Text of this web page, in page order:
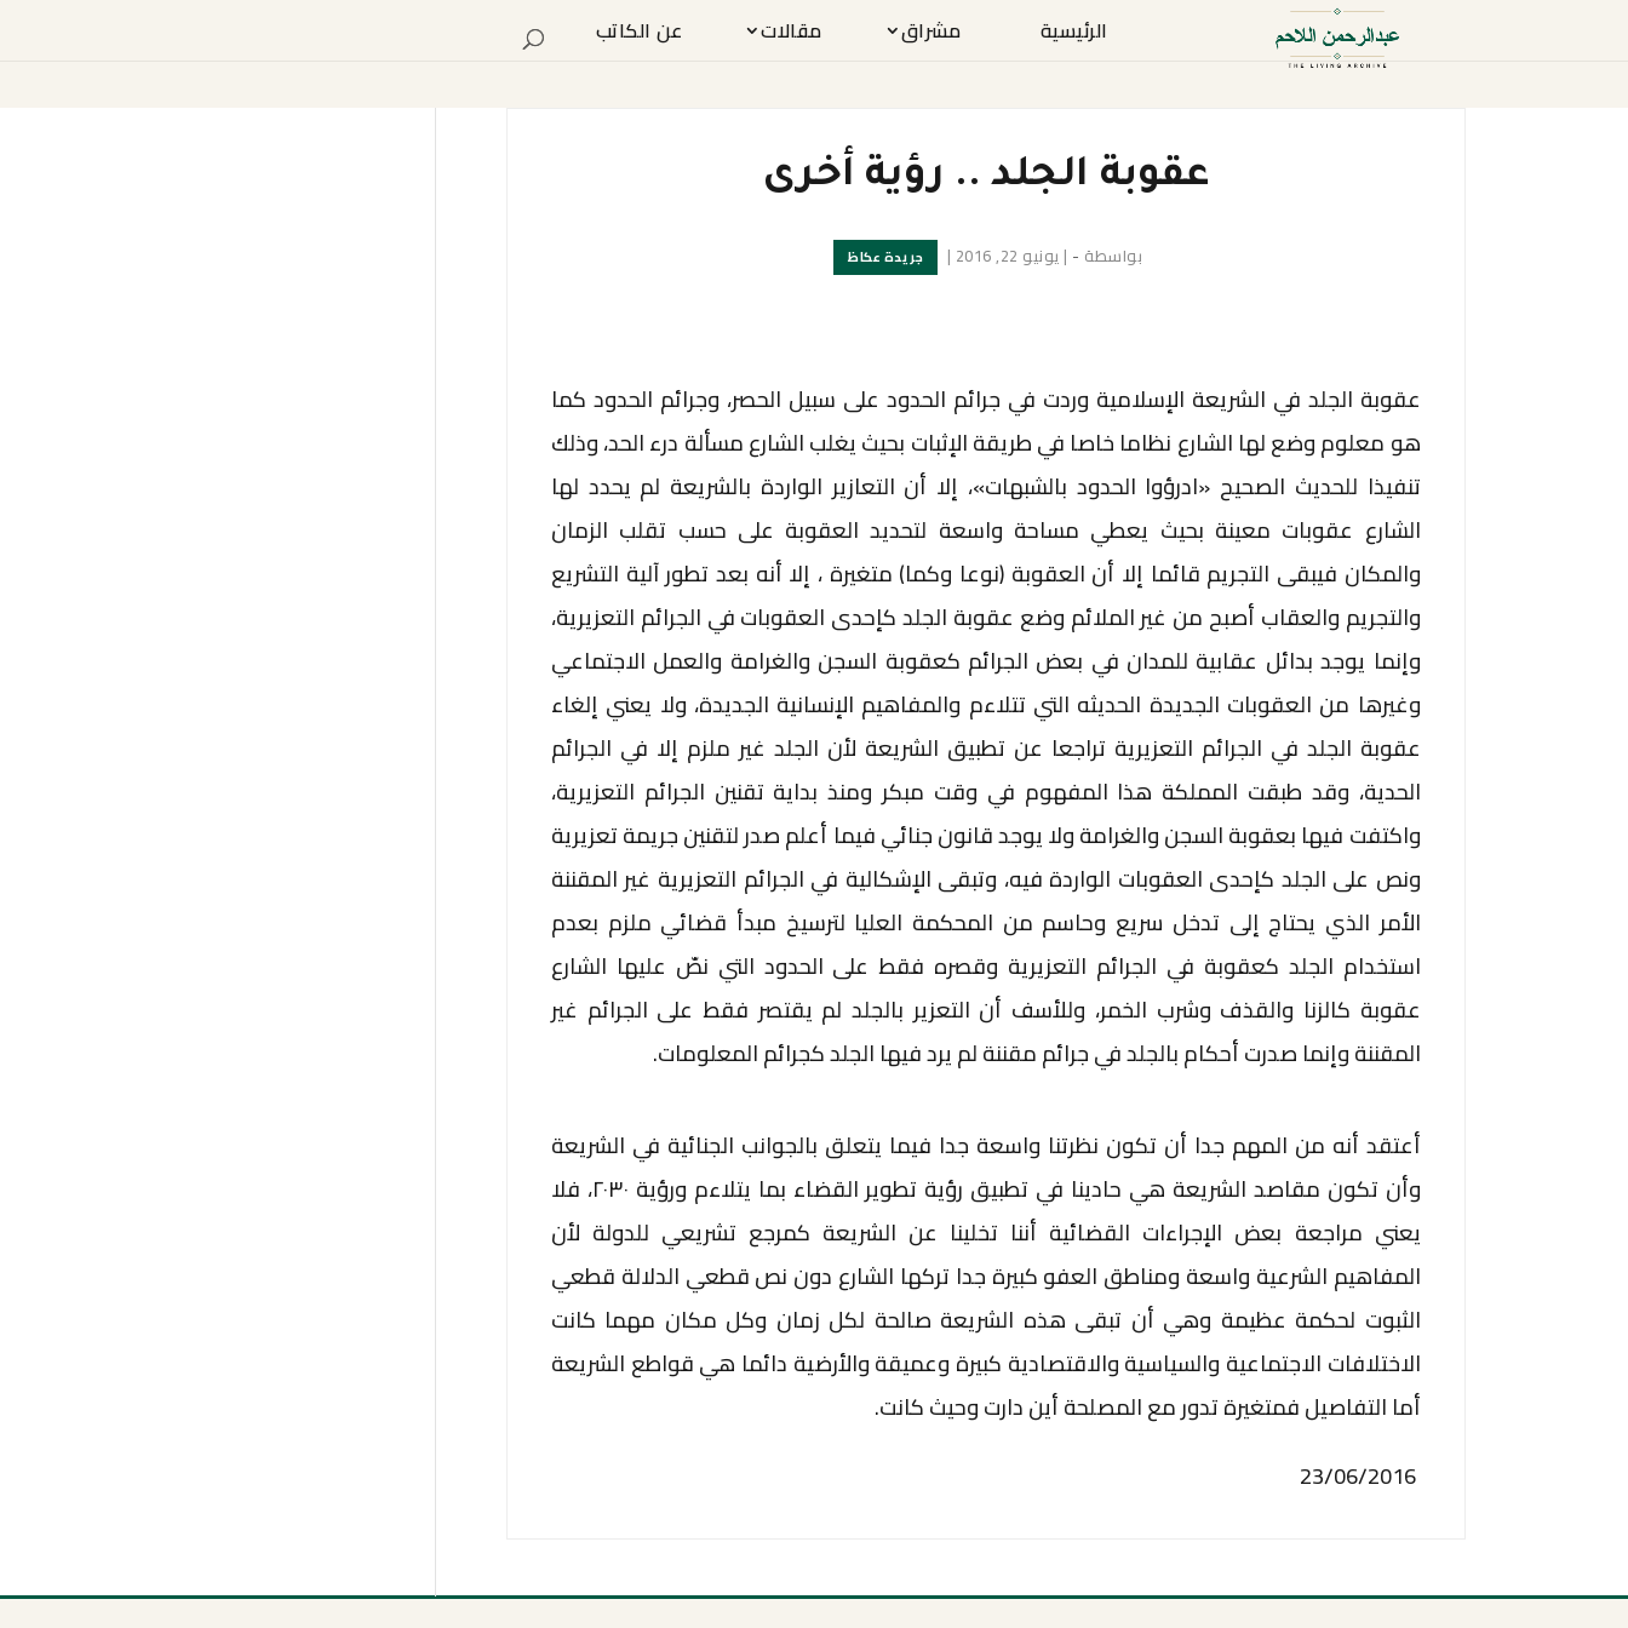
الرئيسية مشراق مقالات عن الكاتب
عقوبة الجلد .. رؤية أخرى
بواسطة -
| يونيو 22, 2016 | جريدة عكاظ
عقوبة الجلد في الشريعة الإسلامية وردت في جرائم الحدود على سبيل الحصر، وجرائم الحدود كما
هو معلوم وضع لها الشارع نظاما خاصا في طريقة الإثبات بحيث يغلب الشارع مسألة درء الحد، وذلك
تنفيذا للحديث الصحيح «ادرؤوا الحدود بالشبهات»، إلا أن التعازير الواردة بالشريعة لم يحدد لها
الشارع عقوبات معينة بحيث يعطي مساحة واسعة لتحديد العقوبة على حسب تقلب الزمان
والمكان فيبقى التجريم قائما إلا أن العقوبة (نوعا وكما) متغيرة ، إلا أنه بعد تطور آلية التشريع
والتجريم والعقاب أصبح من غير الملائم وضع عقوبة الجلد كإحدى العقوبات في الجرائم التعزيرية،
وإنما يوجد بدائل عقابية للمدان في بعض الجرائم كعقوبة السجن والغرامة والعمل الاجتماعي
وغيرها من العقوبات الجديدة الحديثه التي تتلاءم والمفاهيم الإنسانية الجديدة، ولا يعني إلغاء
عقوبة الجلد في الجرائم التعزيرية تراجعا عن تطبيق الشريعة لأن الجلد غير ملزم إلا في الجرائم
الحدية، وقد طبقت المملكة هذا المفهوم في وقت مبكر ومنذ بداية تقنين الجرائم التعزيرية،
واكتفت فيها بعقوبة السجن والغرامة ولا يوجد قانون جنائي فيما أعلم صدر لتقنين جريمة تعزيرية
ونص على الجلد كإحدى العقوبات الواردة فيه، وتبقى الإشكالية في الجرائم التعزيرية غير المقننة
الأمر الذي يحتاج إلى تدخل سريع وحاسم من المحكمة العليا لترسيخ مبدأ قضائي ملزم بعدم
استخدام الجلد كعقوبة في الجرائم التعزيرية وقصره فقط على الحدود التي نصّ عليها الشارع
عقوبة كالزنا والقذف وشرب الخمر، وللأسف أن التعزير بالجلد لم يقتصر فقط على الجرائم غير
المقننة وإنما صدرت أحكام بالجلد في جرائم مقننة لم يرد فيها الجلد كجرائم المعلومات.
أعتقد أنه من المهم جدا أن تكون نظرتنا واسعة جدا فيما يتعلق بالجوانب الجنائية في الشريعة
وأن تكون مقاصد الشريعة هي حادينا في تطبيق رؤية تطوير القضاء بما يتلاءم ورؤية ٢٠٣٠، فلا
يعني مراجعة بعض الإجراءات القضائية أننا تخلينا عن الشريعة كمرجع تشريعي للدولة لأن
المفاهيم الشرعية واسعة ومناطق العفو كبيرة جدا تركها الشارع دون نص قطعي الدلالة قطعي
الثبوت لحكمة عظيمة وهي أن تبقى هذه الشريعة صالحة لكل زمان وكل مكان مهما كانت
الاختلافات الاجتماعية والسياسية والاقتصادية كبيرة وعميقة والأرضية دائما هي قواطع الشريعة
أما التفاصيل فمتغيرة تدور مع المصلحة أين دارت وحيث كانت.
23/06/2016